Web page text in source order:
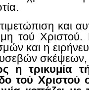
και
τού
και η
σκέψεων,
η τρικυμία
τού Χριστού